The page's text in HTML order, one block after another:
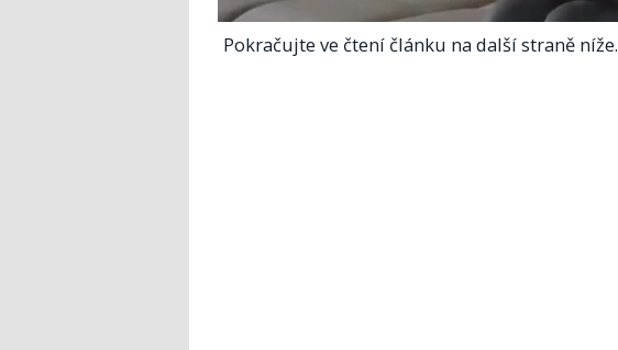
Pokračujte ve čtení článku na další straně níže.